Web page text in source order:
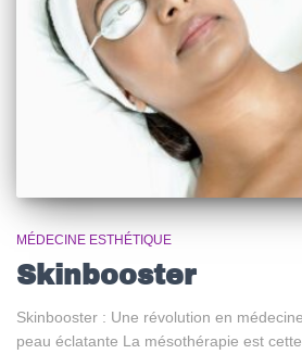
MÉDECINE ESTHÉTIQUE
Skinbooster
Skinbooster : Une révolution en
peau éclatante La mésothérapie est